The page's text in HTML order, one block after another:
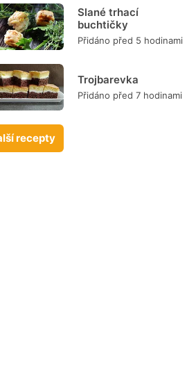
Slané trhací
buchtičky
Přidáno před 5 hodinami
Trojbarevka
Přidáno před 7 hodinami
recepty